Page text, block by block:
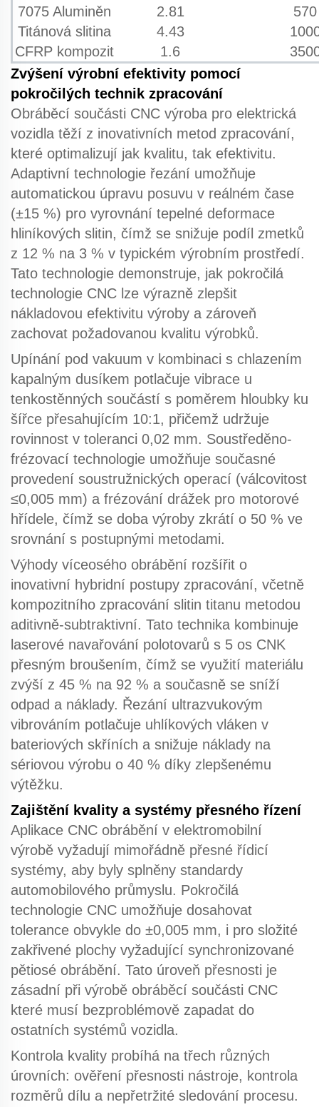
7075 Aluminěn 2.81
570
Titánová slitina
4.43
CFRP kompozit
1.6
Zvýšení výrobní efektivity pomocí
pokročilých technik zpracování
Obráběcí součásti CNC výroba pro elektrická
vozidla těží z inovativních metod zpracování,
které optimalizují jak kvalitu, tak efektivitu.
Adaptivní technologie řezání umožňuje
automatickou úpravu posuvu v reálném čase
(±15 %) pro vyrovnání tepelné deformace
hliníkových slitin, čímž se snižuje podíl zmetků
z 12 % na 3 % v typickém výrobním prostředí.
Tato technologie demonstruje, jak pokročilá
technologie CNC lze výrazně zlepšit
nákladovou efektivitu výroby a zároveň
zachovat požadovanou kvalitu výrobků.
Upínání pod vakuum v kombinaci s chlazením
kapalným dusíkem potlačuje vibrace u
tenkostěnných součástí s poměrem hloubky ku
šířce přesahujícím 10:1, přičemž udržuje
rovinnost v toleranci 0,02 mm. Soustředěno-
frézovací technologie umožňuje současné
provedení soustružnických operací (válcovitost
≤0,005 mm) a frézování drážek pro motorové
hřídele, čímž se doba výroby zkrátí o 50 % ve
srovnání s postupnými metodami.
Výhody víceosého obrábění rozšířit o
inovativní hybridní postupy zpracování, včetně
kompozitního zpracování slitin titanu metodou
aditivně-subtraktivní. Tato technika kombinuje
laserové navařování polotovarů s 5 os CNK
přesným broušením, čímž se využití materiálu
zvýší z 45 % na 92 % a současně se sníží
odpad a náklady. Řezání ultrazvukovým
vibrováním potlačuje uhlíkových vláken v
bateriových skříních a snižuje náklady na
sériovou výrobu o 40 % díky zlepšenému
výtěžku.
Zajištění kvality a systémy přesného řízení
Aplikace CNC obrábění v elektromobilní
výrobě vyžadují mimořádně přesné řídicí
systémy, aby byly splněny standardy
automobilového průmyslu. Pokročilá
technologie CNC umožňuje dosahovat
tolerance obvykle do ±0,005 mm, i pro složité
zakřivené plochy vyžadující synchronizované
pětiosé obrábění. Tato úroveň přesnosti je
zásadní při výrobě obráběcí součásti CNC
které musí bezproblémově zapadat do
ostatních systémů vozidla.
Kontrola kvality probíhá na třech různých
úrovních: ověření přesnosti nástroje, kontrola
rozměrů dílu a nepřetržité sledování procesu.